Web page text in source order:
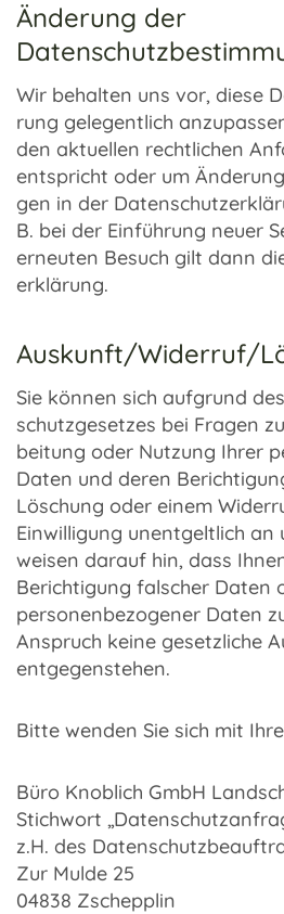
Änderung der
Wir behal­ten uns vor, diese
rung gele­gent­lich
den aktu­el­len recht­li­chen
entspricht oder um
gen in der
B. bei der Einfüh­rung neuer
erneu­ten Besuch gilt dann
er­klä­rung.
Auskunft/Widerruf/
Sie können sich aufgrund
schutz­ge­set­zes bei Fragen
bei­tung oder Nutzung Ihrer
Daten und deren
Löschung oder einem
Einwil­li­gung unent­gelt­lich an
weisen darauf hin, dass
Berich­ti­gung falscher Daten
perso­nen­be­zo­ge­ner Daten
Anspruch keine gesetz­li­che
entge­gen­ste­hen.
Bitte wenden Sie sich mit
Büro Knob­lich GmbH
Stich­wort
z.H. des
Zur Mulde 25
04838 Zschepp­lin